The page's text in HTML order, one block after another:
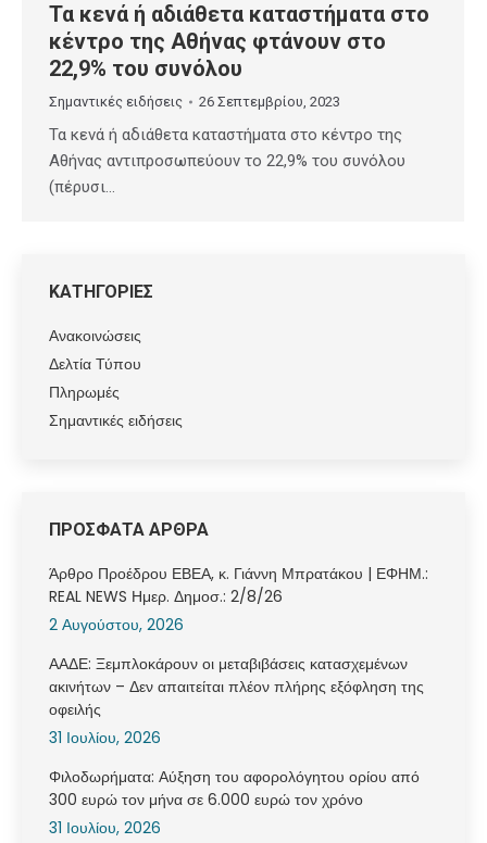
Τα κενά ή αδιάθετα καταστήματα στο
κέντρο της Αθήνας φτάνουν στο
22,9% του συνόλου
Σημαντικές ειδήσεις 26 Σεπτεμβρίου, 2023
Τα κενά ή αδιάθετα καταστήματα στο κέντρο της
Αθήνας αντιπροσωπεύουν το 22,9% του συνόλου
(πέρυσι…
ΚΑΤΗΓΟΡΙΕΣ
Ανακοινώσεις
Δελτία Τύπου
Πληρωμές
Σημαντικές ειδήσεις
ΠΡΟΣΦΑΤΑ ΑΡΘΡΑ
Άρθρο Προέδρου ΕΒΕΑ, κ. Γιάννη Μπρατάκου | ΕΦΗΜ.:
REAL NEWS Ημερ. Δημοσ.: 2/8/26
2 Αυγούστου, 2026
ΑΑΔΕ: Ξεμπλοκάρουν οι μεταβιβάσεις κατασχεμένων
ακινήτων – Δεν απαιτείται πλέον πλήρης εξόφληση της
οφειλής
31 Ιουλίου, 2026
Φιλοδωρήματα: Αύξηση του αφορολόγητου ορίου από
300 ευρώ τον μήνα σε 6.000 ευρώ τον χρόνο
31 Ιουλίου, 2026